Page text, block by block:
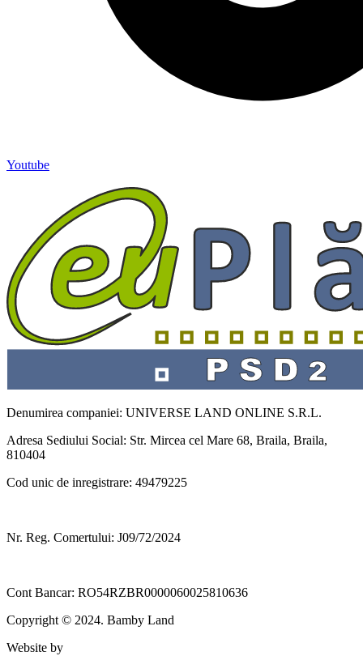
Youtube
Denumirea companiei: UNIVERSE LAND ONLINE S.R.L.
Adresa Sediului Social: Str. Mircea cel Mare 68, Braila, Braila,
810404
Cod unic de inregistrare: 49479225
Nr. Reg. Comertului: J09/72/2024
Cont Bancar: RO54RZBR0000060025810636
Copyright © 2024. Bamby Land
Website by